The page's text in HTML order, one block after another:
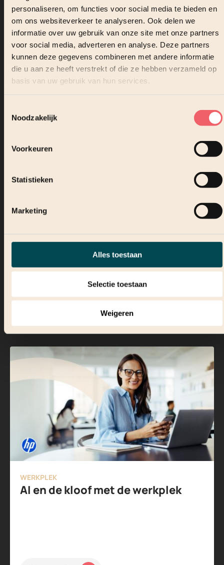
personaliseren, om functies voor social media te bieden en
om ons websiteverkeer te analyseren. Ook delen we
informatie over uw gebruik van onze site met onze partners
voor social media, adverteren en analyse. Deze partners
kunnen deze gegevens combineren met andere informatie
die u aan ze heeft verstrekt of die ze hebben verzameld op
basis van uw gebruik van hun services.
Noodzakelijk
Voorkeuren
Statistieken
Marketing
Alles toestaan
Selectie toestaan
Weigeren
Lees verder
WERKPLEK
WERKPLEK
AI en de kloof met de werkplek